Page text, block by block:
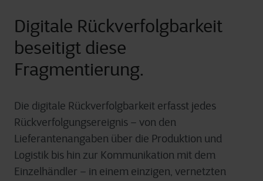
Digitale Rückverfolgbarkeit
beseitigt diese
Fragmentierung.
Die digitale Rückverfolgbarkeit erfasst jedes
Rückverfolgungsereignis – von den
Lieferantenangaben über die Produktion und
Logistik bis hin zur Kommunikation mit dem
Einzelhändler – in einem einzigen, vernetzten